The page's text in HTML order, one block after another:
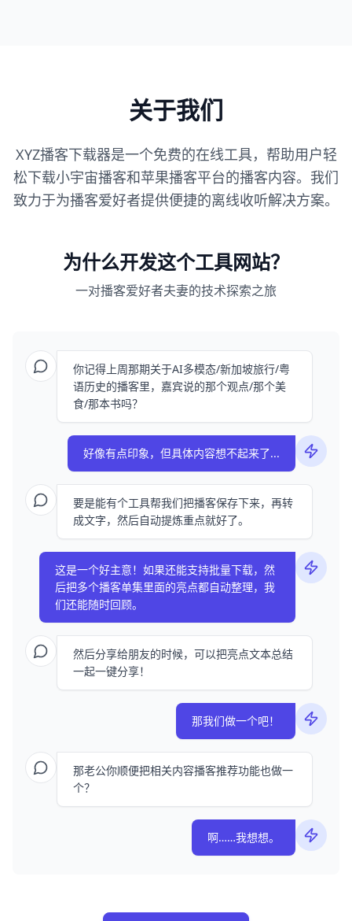
关于我们
XYZ播客下载器是一个免费的在线工具，帮助用户轻
松下载小宇宙播客和苹果播客平台的播客内容。我们
致力于为播客爱好者提供便捷的离线收听解决方案。
为什么开发这个工具网站？
一对播客爱好者夫妻的技术探索之旅
你记得上周那期关于AI多模态/新加坡旅行/粤
语历史的播客里，嘉宾说的那个观点/那个美
食/那本书吗？
好像有点印象，但具体内容想不起来了...
要是能有个工具帮我们把播客保存下来，再转
成文字，然后自动提炼重点就好了。
这是一个好主意！如果还能支持批量下载，然
后把多个播客单集里面的亮点都自动整理，我
们还能随时回顾。
然后分享给朋友的时候，可以把亮点文本总结
一起一键分享！
那我们做一个吧！
那老公你顺便把相关内容播客推荐功能也做一
个？
啊……我想想。